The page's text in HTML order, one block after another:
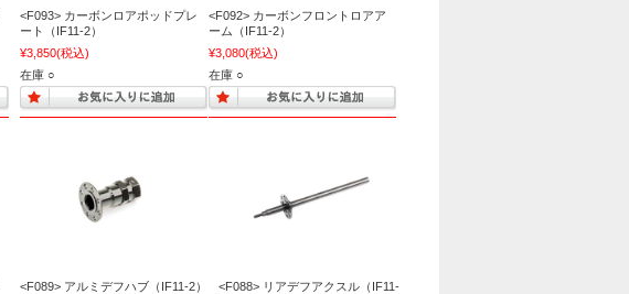
<F093> カーボンロアポッドプレ
ート（IF11-2）
¥3,850(税込)
在庫 ○
<F092> カーボンフロントロアア
ーム（IF11-2）
¥3,080(税込)
在庫 ○
<F089> アルミデフハブ（IF11-2）
<F088> リアデフアクスル（IF11-